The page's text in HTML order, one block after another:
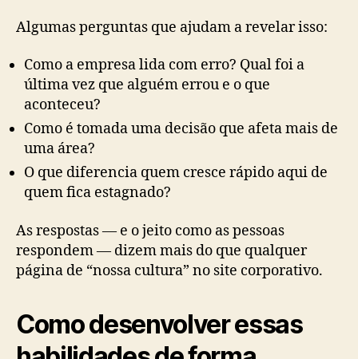
Algumas perguntas que ajudam a revelar isso:
Como a empresa lida com erro? Qual foi a
última vez que alguém errou e o que
aconteceu?
Como é tomada uma decisão que afeta mais de
uma área?
O que diferencia quem cresce rápido aqui de
quem fica estagnado?
As respostas — e o jeito como as pessoas
respondem — dizem mais do que qualquer
página de “nossa cultura” no site corporativo.
Como desenvolver essas